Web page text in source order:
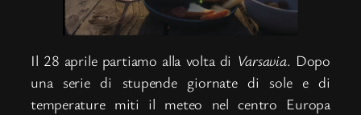
Il 28 aprile partiamo alla volta di Varsavia. Dopo
una serie di stupende giornate di sole e di
temperature miti il meteo nel centro Europa